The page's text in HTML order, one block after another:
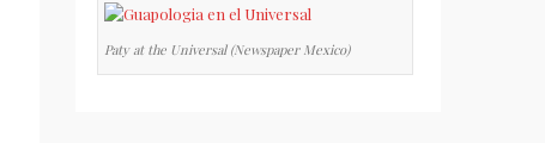
Paty at the Universal (Newspaper Mexico)